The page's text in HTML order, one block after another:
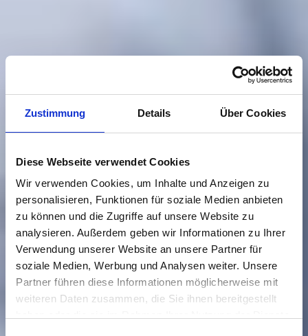
Zustimmung Details Über Cookies
Diese Webseite verwendet Cookies
Wir verwenden Cookies, um Inhalte und Anzeigen zu
personalisieren, Funktionen für soziale Medien anbieten
zu können und die Zugriffe auf unsere Website zu
analysieren. Außerdem geben wir Informationen zu Ihrer
Verwendung unserer Website an unsere Partner für
soziale Medien, Werbung und Analysen weiter. Unsere
Partner führen diese Informationen möglicherweise mit
weiteren Daten zusammen, die Sie ihnen bereitgestellt